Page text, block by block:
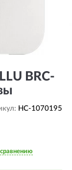
BRC-
HC-1070195